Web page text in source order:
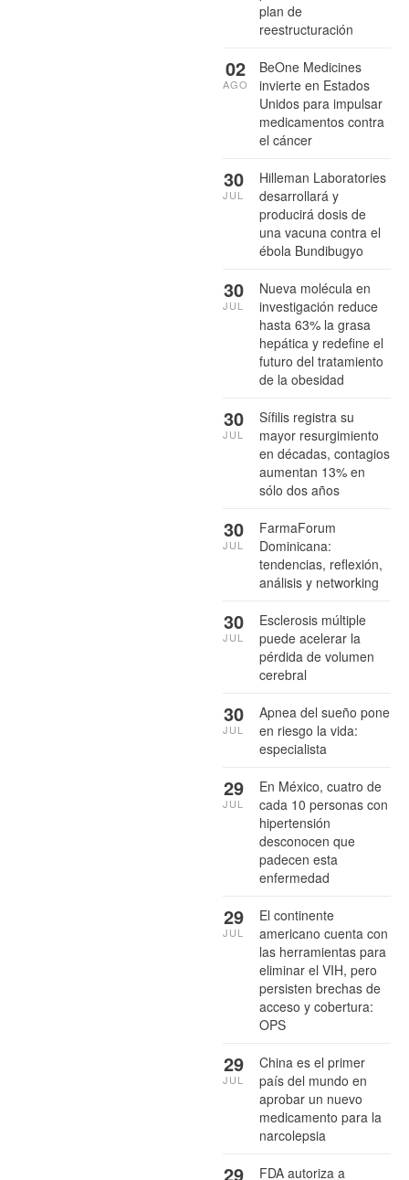
plan de
reestructuración
BeOne Medicines
invierte en Estados
Unidos para impulsar
medicamentos contra
el cáncer
02
AGO
Hilleman Laboratories
desarrollará y
producirá dosis de
una vacuna contra el
ébola Bundibugyo
30
JUL
Nueva molécula en
investigación reduce
hasta 63% la grasa
hepática y redefine el
futuro del tratamiento
de la obesidad
30
JUL
Sífilis registra su
mayor resurgimiento
en décadas, contagios
aumentan 13% en
sólo dos años
30
JUL
FarmaForum
Dominicana:
tendencias, reflexión,
análisis y networking
30
JUL
Esclerosis múltiple
puede acelerar la
pérdida de volumen
cerebral
30
JUL
Apnea del sueño pone
en riesgo la vida:
especialista
30
JUL
En México, cuatro de
cada 10 personas con
hipertensión
desconocen que
padecen esta
enfermedad
29
JUL
El continente
americano cuenta con
las herramientas para
eliminar el VIH, pero
persisten brechas de
acceso y cobertura:
OPS
29
JUL
China es el primer
país del mundo en
aprobar un nuevo
medicamento para la
narcolepsia
29
JUL
FDA autoriza a
29